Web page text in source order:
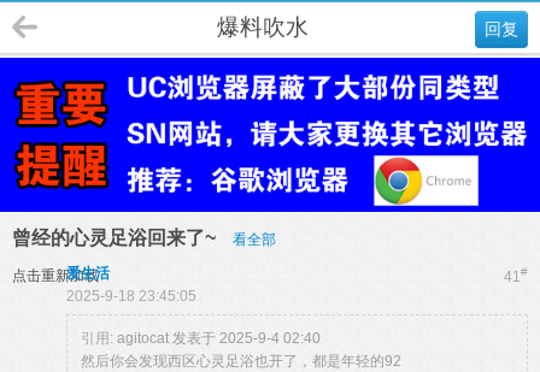
回复
爆料吹水
曾经的心灵足浴回来了~ 看全部
点击重新加载 41#
爱生活
2025-9-18 23:45:05
引用: agitocat 发表于 2025-9-4 02:40
然后你会发现西区心灵足浴也开了，都是年轻的92